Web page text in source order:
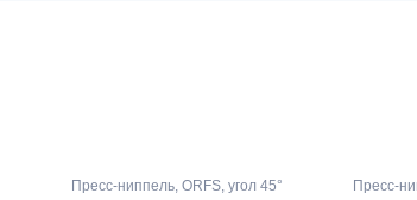
Пресс-ниппель, ORFS, угол 45° Пресс-